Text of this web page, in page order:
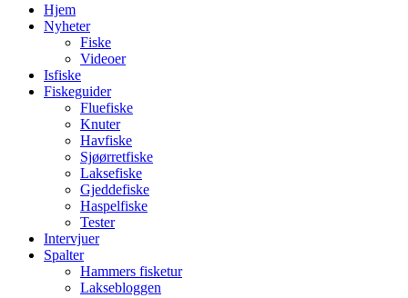
Hjem
Nyheter
Fiske
Videoer
Isfiske
Fiskeguider
Fluefiske
Knuter
Havfiske
Sjøørretfiske
Laksefiske
Gjeddefiske
Haspelfiske
Tester
Intervjuer
Spalter
Hammers fisketur
Laksebloggen